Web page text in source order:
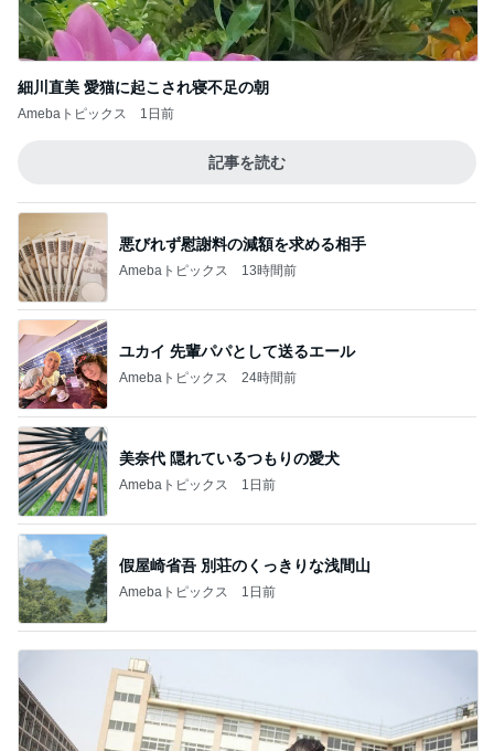
細川直美 愛猫に起こされ寝不足の朝
Amebaトピックス 1日前
記事を読む
悪びれず慰謝料の減額を求める相手
Amebaトピックス 13時間前
ユカイ 先輩パパとして送るエール
Amebaトピックス 24時間前
美奈代 隠れているつもりの愛犬
Amebaトピックス 1日前
假屋崎省吾 別荘のくっきりな浅間山
Amebaトピックス 1日前